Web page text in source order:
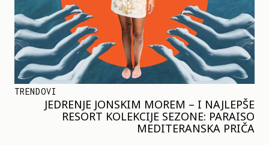
TRENDOVI
JEDRENJE JONSKIM MOREM – I NAJLEPŠE
RESORT KOLEKCIJE SEZONE: PARAISO
MEDITERANSKA PRIČA